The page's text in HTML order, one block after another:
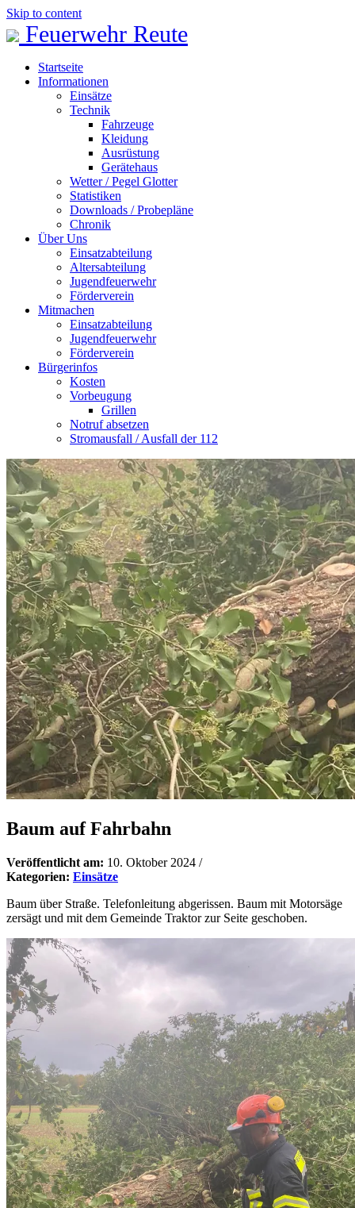
Skip to content
Feuerwehr Reute
Startseite
Informationen
Einsätze
Technik
Fahrzeuge
Kleidung
Ausrüstung
Gerätehaus
Wetter / Pegel Glotter
Statistiken
Downloads / Probepläne
Chronik
Über Uns
Einsatzabteilung
Altersabteilung
Jugendfeuerwehr
Förderverein
Mitmachen
Einsatzabteilung
Jugendfeuerwehr
Förderverein
Bürgerinfos
Kosten
Vorbeugung
Grillen
Notruf absetzen
Stromausfall / Ausfall der 112
Baum auf Fahrbahn
Veröffentlicht am: 10. Oktober 2024 /
Kategorien: Einsätze
Baum über Straße. Telefonleitung abgerissen. Baum mit Motorsäge
zersägt und mit dem Gemeinde Traktor zur Seite geschoben.